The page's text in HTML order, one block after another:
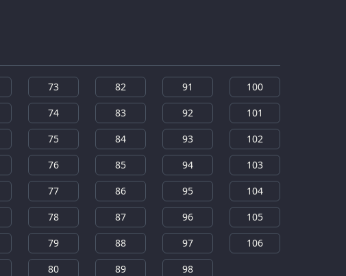
73
74
75
76
77
78
79
80
82
83
84
85
86
87
88
89
91
92
93
94
95
96
97
98
100
101
102
103
104
105
106